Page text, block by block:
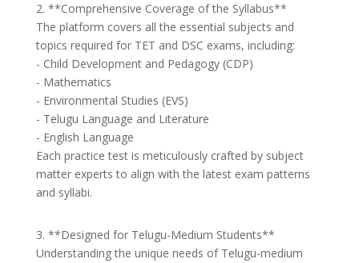
2. **Comprehensive Coverage of the Syllabus**
The platform covers all the essential subjects and
topics required for TET and DSC exams, including:
- Child Development and Pedagogy (CDP)
- Mathematics
- Environmental Studies (EVS)
- Telugu Language and Literature
- English Language
Each practice test is meticulously crafted by subject
matter experts to align with the latest exam patterns
and syllabi.
3. **Designed for Telugu-Medium Students**
Understanding the unique needs of Telugu-medium